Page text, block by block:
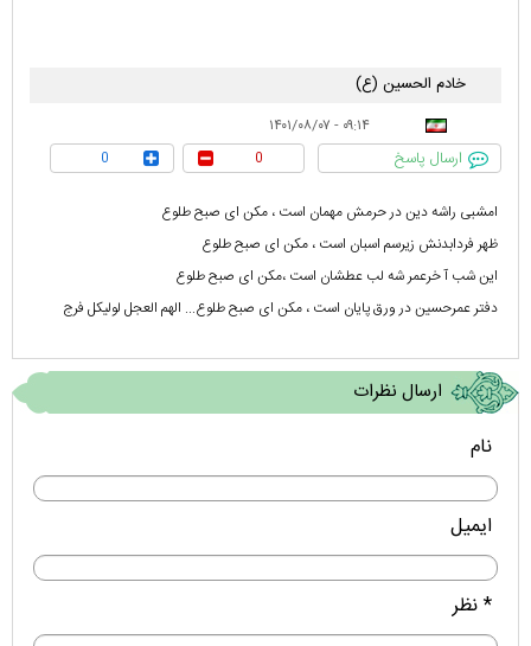
خادم الحسین (ع)
۰۹:۱۴ - ۱۴۰۱/۰۸/۰۷
ارسال پاسخ 0
0
امشبی راشه دین در حرمش مهمان است ، مکن ای صبح طلوع
ظهر فردابدنش زیرسم اسبان است ، مکن ای صبح طلوع
این شب آ خرعمر شه لب عطشان است ،مکن ای صبح طلوع
دفتر عمرحسین در ورق پایان است ، مکن ای صبح طلوع... الهم العجل لولیکل فرج
ارسال نظرات
نام
ایمیل
* نظر